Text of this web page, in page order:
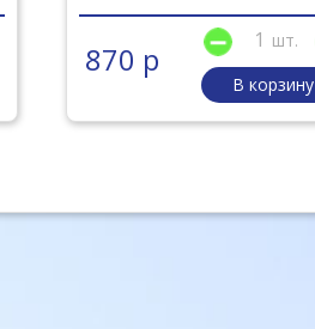
870 р
шт.
В корзину